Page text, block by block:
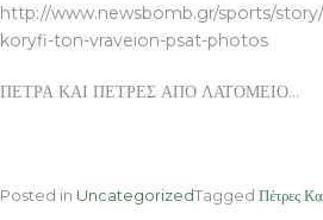
http://www.newsbomb.gr/sports/
koryfi-ton-vraveion-psat-photos
ΠΕΤΡΑ ΚΑΙ ΠΕΤΡΕΣ ΑΠΟ ΛΑΤΟΜΕΙΟ…
Posted in UncategorizedTagged Πέτρες